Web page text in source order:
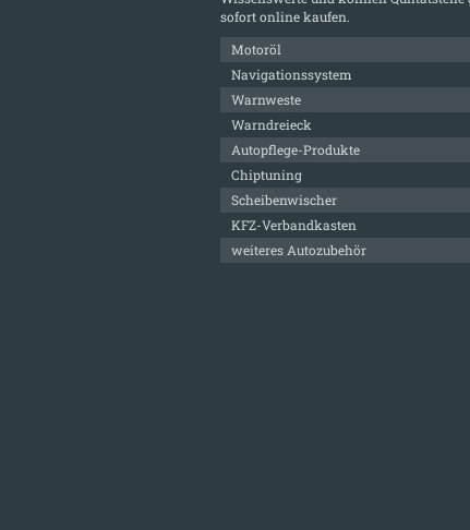
sofort online kaufen.
Motoröl
Navigationssystem
Warnweste
Warndreieck
Autopflege-Produkte
Chiptuning
Scheibenwischer
KFZ-Verbandkasten
weiteres Autozubehör